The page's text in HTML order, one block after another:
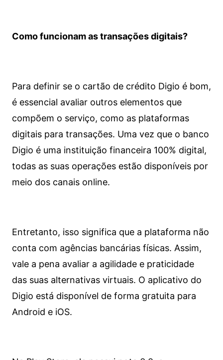
Como funcionam as transações digitais?
Para definir se o cartão de crédito Digio é bom,
é essencial avaliar outros elementos que
compõem o serviço, como as plataformas
digitais para transações. Uma vez que o banco
Digio é uma instituição financeira 100% digital,
todas as suas operações estão disponíveis por
meio dos canais online.
Entretanto, isso significa que a plataforma não
conta com agências bancárias físicas. Assim,
vale a pena avaliar a agilidade e praticidade
das suas alternativas virtuais. O aplicativo do
Digio está disponível de forma gratuita para
Android e iOS.